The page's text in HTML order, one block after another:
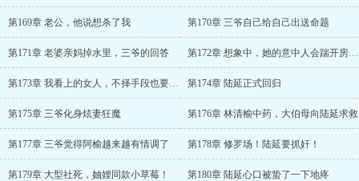
第169章 老公，他说想杀了我 第170章 三爷自己给自己出送命题
第171章 老婆亲妈掉水里，三爷的回答 第172章 想象中，她的意中人会踹开房门……
第173章 我看上的女人，不择手段也要搞到手 第174章 陆延正式回归
第175章 三爷化身炫妻狂魔 第176章 林清榆中药，大伯母向陆延求救
第177章 三爷觉得阿榆越来越有情调了 第178章 修罗场！陆延要抓奸！
第179章 大型社死，妯娌同款小草莓！ 第180章 陆延心口被蛰了一下地疼